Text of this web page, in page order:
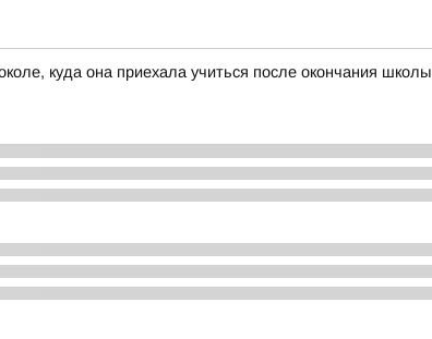
куда она приехала учиться после окончания школы